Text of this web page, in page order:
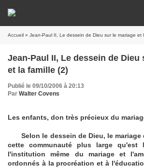
Accueil » Jean-Paul II, Le dessein de Dieu sur le mariage et
Jean-Paul II, Le dessein de Dieu
et la famille (2)
Publié le 09/10/2006 à 20:13
Par Walter Covens
Les enfants, don très précieux du
Selon le dessein de Dieu, le mariage
cette communauté plus large qu'est
l'institution même du mariage et
ordonnés à la procréation et à